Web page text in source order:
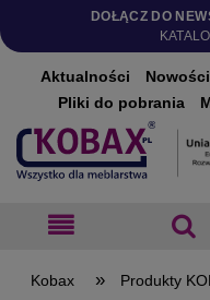
DOŁĄCZ DO
Aktualności Nowości
Pliki do pobrania
» Produkty